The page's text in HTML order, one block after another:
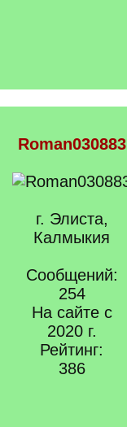
Roman030883
г. Элиста,
Калмыкия
Сообщений:
254
На сайте с
2020 г.
Рейтинг:
386